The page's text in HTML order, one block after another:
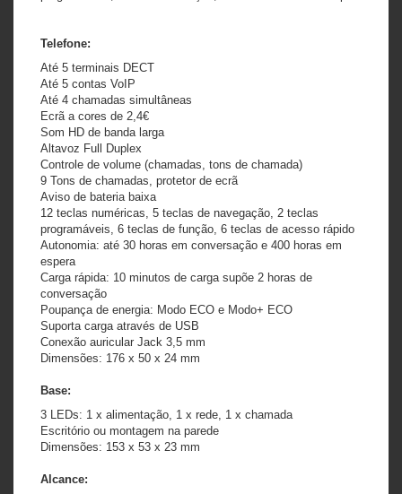
Telefone:
Até 5 terminais DECT
Até 5 contas VoIP
Até 4 chamadas simultâneas
Ecrã a cores de 2,4€
Som HD de banda larga
Altavoz Full Duplex
Controle de volume (chamadas, tons de chamada)
9 Tons de chamadas, protetor de ecrã
Aviso de bateria baixa
12 teclas numéricas, 5 teclas de navegação, 2 teclas
programáveis, 6 teclas de função, 6 teclas de acesso rápido
Autonomia: até 30 horas em conversação e 400 horas em
espera
Carga rápida: 10 minutos de carga supõe 2 horas de
conversação
Poupança de energia: Modo ECO e Modo+ ECO
Suporta carga através de USB
Conexão auricular Jack 3,5 mm
Dimensões: 176 x 50 x 24 mm
Base:
3 LEDs: 1 x alimentação, 1 x rede, 1 x chamada
Escritório ou montagem na parede
Dimensões: 153 x 53 x 23 mm
Alcance: